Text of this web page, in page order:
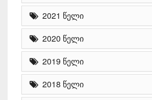
2021 წელი
2020 წელი
2019 წელი
2018 წელი